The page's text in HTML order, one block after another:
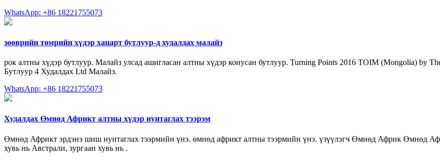
WhatsApp: +86 18221755073
зөөврийн төмрийн хүдэр хацарт бутлуур-д худалдах малайз
рок алтны хүдэр бутлуур. Малайз улсад ашигласан алтны хүдэр конусан бутлуур. Turning Points 2016 TOIM (Mongolia) by
Бутлуур 4 Худалдах Ltd Малайз.
WhatsApp: +86 18221755073
Худалдах Өмнөд Африкт алтны хүдэр нунтаглах тээрэм
Өмнөд Африкт эрдэнэ шиш нунтаглах тээрмийн үнэ. өмнөд африкт алтны тээрмийн үнэ. үзүүлэгч Өмнөд Африк Өмнөд
хувь нь Австрали, зургаан хувь нь .